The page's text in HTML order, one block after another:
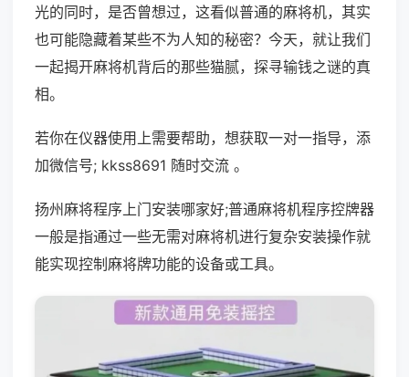
光的同时，是否曾想过，这看似普通的麻将机，其实
也可能隐藏着某些不为人知的秘密？今天，就让我们
一起揭开麻将机背后的那些猫腻，探寻输钱之谜的真
相。
若你在仪器使用上需要帮助，想获取一对一指导，添
加微信号; kkss8691 随时交流 。
扬州麻将程序上门安装哪家好;普通麻将机程序控牌器
一般是指通过一些无需对麻将机进行复杂安装操作就
能实现控制麻将牌功能的设备或工具。